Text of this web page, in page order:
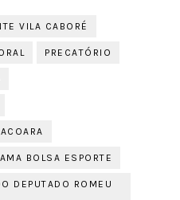
VILA CABORÉ
PRECATÓRIO
BOLSA ESPORTE
DEPUTADO ROMEU